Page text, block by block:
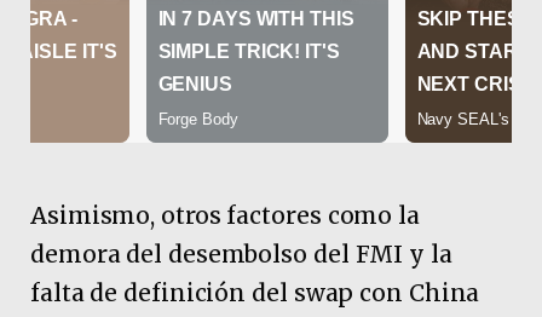
Asimismo, otros factores como la
demora del desembolso del FMI y la
falta de definición del swap con China